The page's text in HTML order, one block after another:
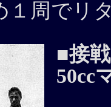
１周でリ
■接
50cc